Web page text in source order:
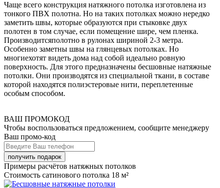
Чаще всего конструкция натяжного потолка изготовлена из
тонкого ПВХ полотна. Но на таких потолках можно нередко
заметить швы, которые образуются при стыковке двух
полотен в том случае, если помещение шире, чем пленка.
Производитсяполотно в рулонах шириной 2-3 метра.
Особенно заметны швы на глянцевых потолках. Но
многиехотят видеть дома над собой идеально ровную
поверхность. Для этого предназначены бесшовные натяжные
потолки. Они производятся из специальной ткани, в составе
которой находятся полиэстеровые нити, переплетенные
особым способом.
ВАШ ПРОМОКОД
Чтобы воспользоваться предложением, сообщите менеджеру
Ваш промо-код
Примеры расчётов натяжных потолков
Стоимость сатинового потолка 18 м²